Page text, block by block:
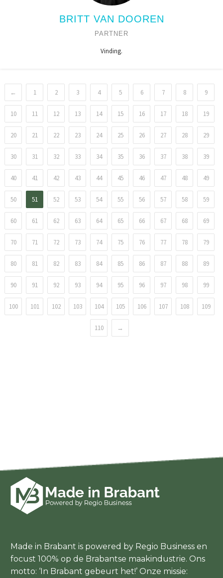
BRITT VAN DOOREN
PARTNER
Vinding.
← 1 2 3 4 5 6 7 8 9
10 11 12 13 14 15 16 17 18 19
20 21 22 23 24 25 26 27 28 29
30 31 32 33 34 35 36 37 38 39
40 41 42 43 44 45 46 47 48 49
50 51 52 53 54 55 56 57 58 59
60 61 62 63 64 65 66 67 68 69
70 71 72 73 74 75 76 77 78 79
80 81 82 83 84 85 86 87 88 89
90 91 92 93 94 95 96 97 98 99
100 101 102 103 104 105 106 107 108 109
110 →
Made in Brabant is powered by Regio Business en
focust 100% op de Brabantse maakindustrie. Ons
motto: ‘In Brabant gebeurt het!’ Onze missie: